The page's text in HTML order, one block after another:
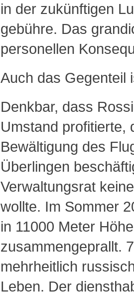
in der zukünftigen
gebühre. Das
personellen
Auch das Gegenteil
Denkbar, dass
Umstand profitierte,
Bewältigung des
Überlingen
Verwaltungsrat
wollte. Im Sommer
in 11000 Meter
zusammengeprallt.
mehrheitlich
Leben. Der